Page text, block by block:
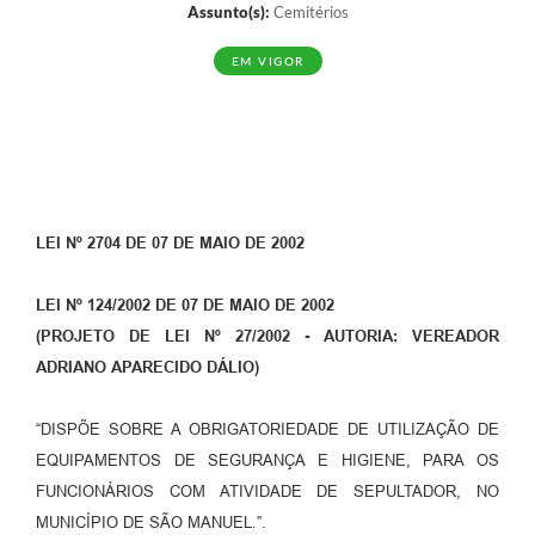
Assunto(s): Cemitérios
EM VIGOR
LEI Nº 2704 DE 07 DE MAIO DE 2002
LEI Nº 124/2002 DE 07 DE MAIO DE 2002
(PROJETO DE LEI Nº 27/2002 - AUTORIA: VEREADOR
ADRIANO APARECIDO DÁLIO)
“DISPÕE SOBRE A OBRIGATORIEDADE DE UTILIZAÇÃO DE
EQUIPAMENTOS DE SEGURANÇA E HIGIENE, PARA OS
FUNCIONÁRIOS COM ATIVIDADE DE SEPULTADOR, NO
MUNICÍPIO DE SÃO MANUEL ”.